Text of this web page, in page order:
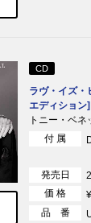
CD
ラヴ・イズ・
エディショ
トニー・ベ
付 属
発売日
価 格
品 番